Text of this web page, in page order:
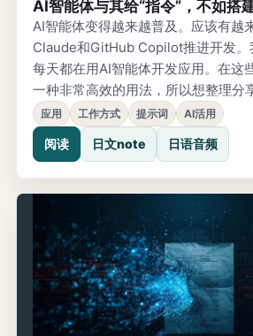
AI智能体与其给“指令”，不如搭
AI智能体变得越来越普及。应该有越
Claude和GitHub Copilot推进开发。
每天都在用AI智能体开发应用。在这
一种非常高效的用法，所以想整理分
便，但使用时也会冒出一种“方便是方
感觉：是不是还在写大量提示词？是
解释一遍？做应用介绍页时也是如此
明这个应用是什么。
应用 工作方式 提示词 AI活用
阅读 日文note 日语音频